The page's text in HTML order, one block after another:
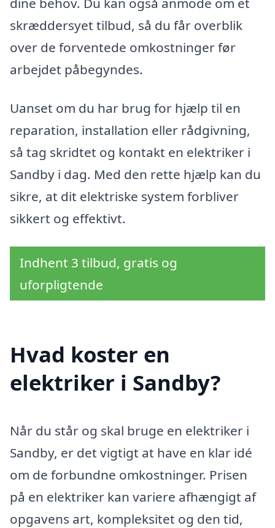
skræddersyet tilbud, så du får overblik
over de forventede omkostninger før
arbejdet påbegyndes.
Uanset om du har brug for hjælp til en
reparation, installation eller rådgivning,
så tag skridtet og kontakt en elektriker i
Sandby i dag. Med den rette hjælp kan du
sikre, at dit elektriske system forbliver
sikkert og effektivt.
Indhent 3 tilbud, gratis og
uforpligtende
Hvad koster en
elektriker i Sandby?
Når du står og skal bruge en elektriker i
Sandby, er det vigtigt at have en klar idé
om de forbundne omkostninger. Prisen
på en elektriker kan variere afhængigt af
opgavens art, kompleksitet og den tid,